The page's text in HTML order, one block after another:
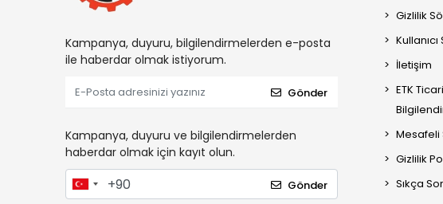
Kampanya, duyuru, bilgilendirmelerden e-posta
ile haberdar olmak istiyorum.
Gönder
Kampanya, duyuru ve bilgilendirmelerden
haberdar olmak için kayıt olun.
Gönder
Gizlilik
İletişim
ETK
Mesafeli
Gizlilik
Sıkça